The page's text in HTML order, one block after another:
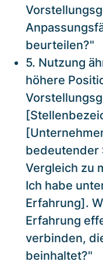
beurteilen?"
5. Nutzung
höhere
bedeutender
Vergleich zu
Ich habe
Erfahrung].
Erfahrung
verbinden,
beinhaltet?"